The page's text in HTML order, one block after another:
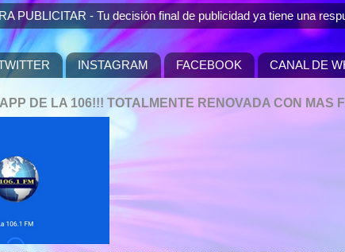
PUBLICITAR - Tu decisión final de publicidad ya tiene una
INSTAGRAM FACEBOOK CANAL DE
DE LA 106!!! TOTALMENTE RENOVADA CON MAS